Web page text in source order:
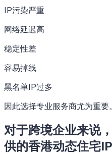
IP污染严重
网络延迟高
稳定性差
容易掉线
黑名单IP过多
因此选择专业服务商尤为重要。
对于跨境企业来说
供的香港动态住宅